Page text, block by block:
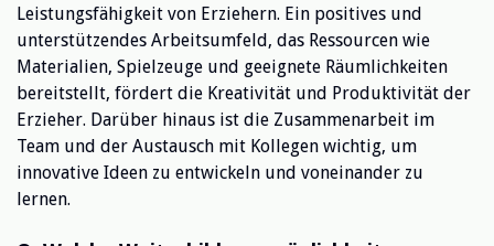
Leistungsfähigkeit von Erziehern. Ein positives und
unterstützendes Arbeitsumfeld, das Ressourcen wie
Materialien, Spielzeuge und geeignete Räumlichkeiten
bereitstellt, fördert die Kreativität und Produktivität der
Erzieher. Darüber hinaus ist die Zusammenarbeit im
Team und der Austausch mit Kollegen wichtig, um
innovative Ideen zu entwickeln und voneinander zu
lernen.